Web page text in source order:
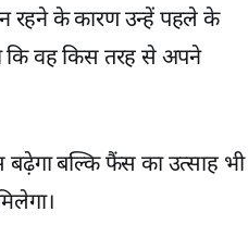
रहने के कारण उन्हें पहले के
कि वह किस तरह से अपने
बल्कि फैंस का उत्साह भी